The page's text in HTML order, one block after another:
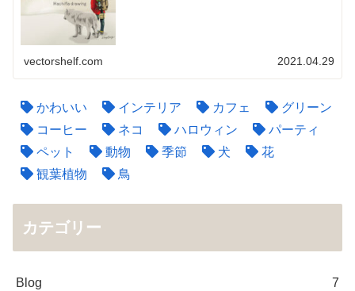
vectorshelf.com 2021.04.29
かわいい インテリア カフェ
グリーン
コーヒー
ネコ ハロウィン
パーティ
ペット
動物 季節 犬
花
観葉植物
鳥
カテゴリー
Blog 7